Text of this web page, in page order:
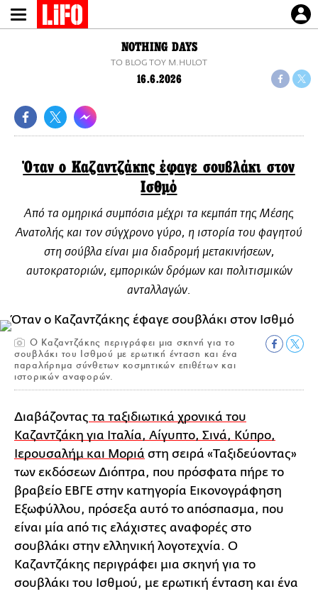
Παράκαμψη
προς
NOTHING DAYS
TO BLOG ΤΟΥ M.HULOT
16.6.2026
Όταν ο Καζαντζάκης έφαγε σουβλάκι στον
Ισθμό
Από τα ομηρικά συμπόσια μέχρι τα κεμπάπ της Μέσης
Ανατολής και τον σύγχρονο γύρο, η ιστορία του φαγητού
στη σούβλα είναι μια διαδρομή μετακινήσεων,
αυτοκρατοριών, εμπορικών δρόμων και πολιτισμικών
ανταλλαγών.
Ο Καζαντζάκης περιγράφει μια σκηνή για το
σουβλάκι του Ισθμού με ερωτική ένταση και ένα
παραλήρημα σύνθετων κοσμητικών επιθέτων και
ιστορικών αναφορών.
Διαβάζοντας τα ταξιδιωτικά χρονικά του
Καζαντζάκη για Ιταλία, Αίγυπτο, Σινά, Κύπρο,
Ιερουσαλήμ και Μοριά στη σειρά «Ταξιδεύοντας»
των εκδόσεων Διόπτρα, που πρόσφατα πήρε το
βραβείο ΕΒΓΕ στην κατηγορία Εικονογράφηση
Εξωφύλλου, πρόσεξα αυτό το απόσπασμα, που
είναι μία από τις ελάχιστες αναφορές στο
σουβλάκι στην ελληνική λογοτεχνία. Ο
Καζαντζάκης περιγράφει μια σκηνή για το
σουβλάκι του Ισθμού, με ερωτική ένταση και ένα